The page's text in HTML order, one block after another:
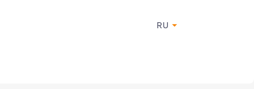
RU